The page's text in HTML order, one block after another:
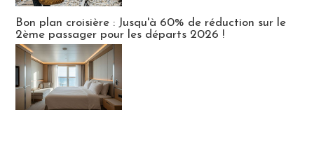
Bon plan croisière : Jusqu'à 60% de réduction sur le
2ème passager pour les départs 2026 !